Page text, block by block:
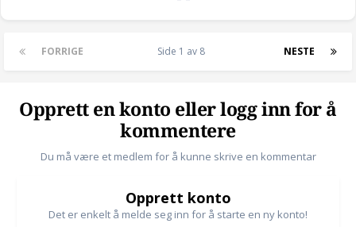
FORRIGE NESTE
Side 1 av 8
Opprett en konto eller logg inn for å
kommentere
Du må være et medlem for å kunne skrive en kommentar
Opprett konto
Det er enkelt å melde seg inn for å starte en ny konto!